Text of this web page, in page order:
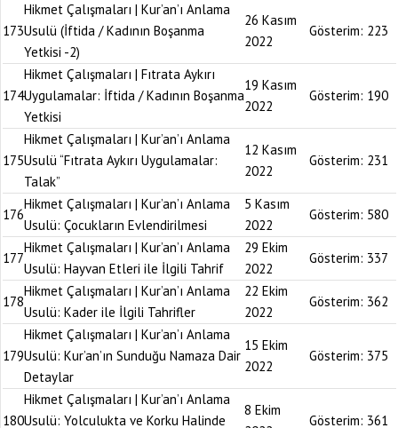
173
Hikmet Çalışmaları | Kur’an’ı Anlama
Usulü (İftida / Kadının Boşanma
Yetkisi -2)
26 Kasım
2022
Gösterim: 223
174
Hikmet Çalışmaları | Fıtrata Aykırı
Uygulamalar: İftida / Kadının Boşanma
Yetkisi
19 Kasım
2022
Gösterim: 190
175
Hikmet Çalışmaları | Kur’an’ı Anlama
Usulü “Fıtrata Aykırı Uygulamalar:
Talak”
12 Kasım
2022
Gösterim: 231
176
Hikmet Çalışmaları | Kur’an’ı Anlama
Usulü: Çocukların Evlendirilmesi
5 Kasım
2022
Gösterim: 580
177
Hikmet Çalışmaları | Kur’an’ı Anlama
Usulü: Hayvan Etleri ile İlgili Tahrif
29 Ekim
2022
Gösterim: 337
178
Hikmet Çalışmaları | Kur’an’ı Anlama
Usulü: Kader ile İlgili Tahrifler
22 Ekim
2022
Gösterim: 362
179
Hikmet Çalışmaları | Kur’an’ı Anlama
Usulü: Kur’an’ın Sunduğu Namaza Dair
Detaylar
15 Ekim
2022
Gösterim: 375
180
Hikmet Çalışmaları | Kur’an’ı Anlama
Usulü: Yolculukta ve Korku Halinde
8 Ekim
Gösterim: 361